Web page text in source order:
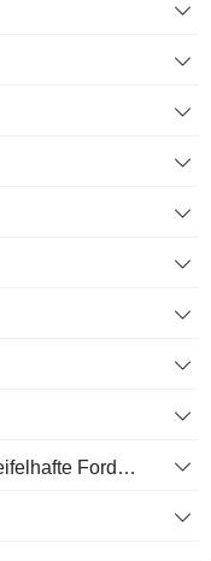
kumulierte Rückstellung für zweifelhafte Forderungen (Zusatz)